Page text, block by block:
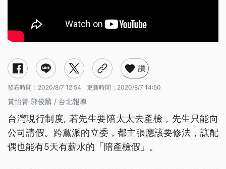
讚
發布時間： 2020/8/7 12:54 更新時間： 2020/8/7 14:50
黃怡菁 郭俊麟 / 台北報導
台灣現行制度, 若先生要陪太太去產檢，先生只能向
公司請假。跨黨派的立委，都主張應該要修法，讓配
偶也能有5天有薪水的「陪產檢假」。